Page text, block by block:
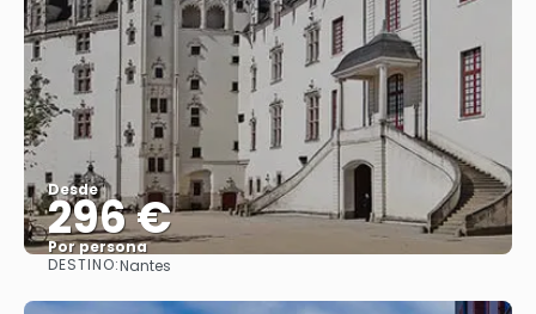
Desde
296 €
Por persona
DESTINO:Nantes